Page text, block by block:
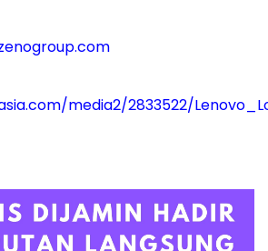
media2/2833522/